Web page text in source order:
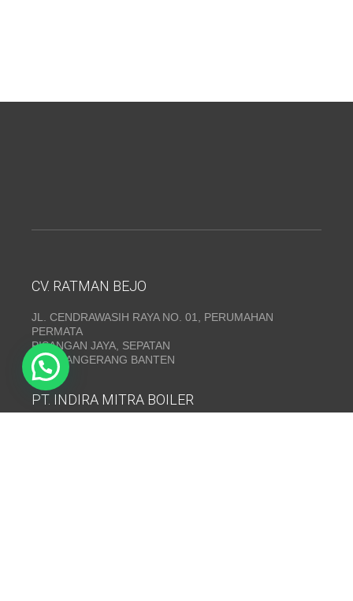
CV. RATMAN BEJO
JL. CENDRAWASIH RAYA NO. 01, PERUMAHAN
PERMATA
PISANGAN JAYA, SEPATAN
KAB. TANGERANG BANTEN
PT. INDIRA MITRA BOILER